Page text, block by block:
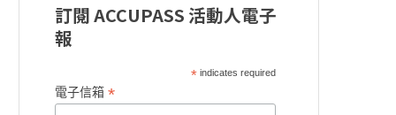
訂閱 ACCUPASS 活動人電子
報
*indicates required
電子信箱 *